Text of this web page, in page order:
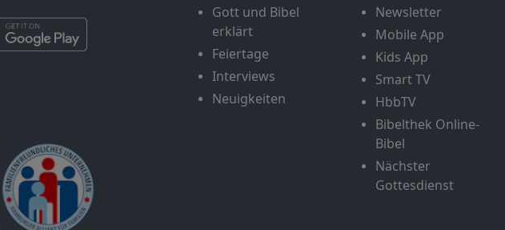
Gott und Bibel
erklärt
Feiertage
Interviews
Neuigkeiten
Newsletter
Mobile App
Kids App
Smart TV
HbbTV
Bibelthek Online-
Bibel
Nächster
Gottesdienst